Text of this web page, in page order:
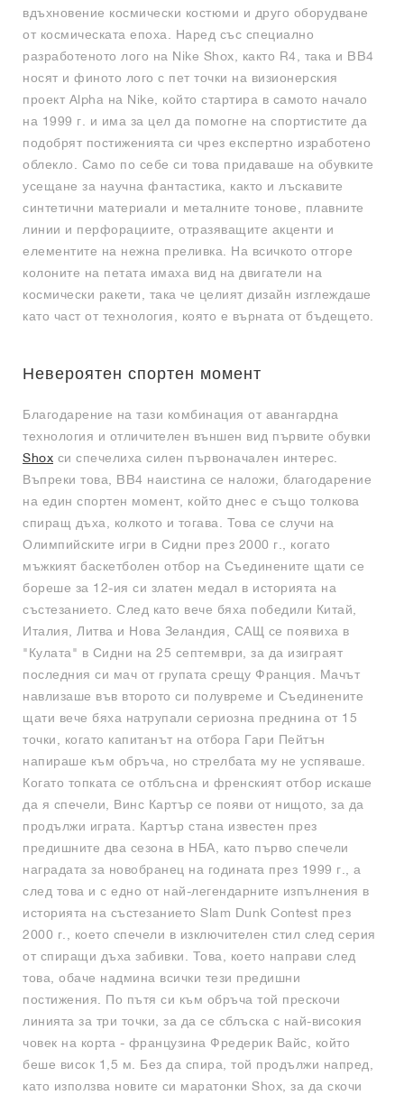
вдъхновение космически костюми и друго оборудване
от космическата епоха. Наред със специално
разработеното лого на Nike Shox, както R4, така и BB4
носят и финото лого с пет точки на визионерския
проект Alpha на Nike, който стартира в самото начало
на 1999 г. и има за цел да помогне на спортистите да
подобрят постиженията си чрез експертно изработено
облекло. Само по себе си това придаваше на обувките
усещане за научна фантастика, както и лъскавите
синтетични материали и металните тонове, плавните
линии и перфорациите, отразяващите акценти и
елементите на нежна преливка. На всичкото отгоре
колоните на петата имаха вид на двигатели на
космически ракети, така че целият дизайн изглеждаше
като част от технология, която е върната от бъдещето.
Невероятен спортен момент
Благодарение на тази комбинация от авангардна
технология и отличителен външен вид първите обувки
Shox си спечелиха силен първоначален интерес.
Въпреки това, BB4 наистина се наложи, благодарение
на един спортен момент, който днес е също толкова
спиращ дъха, колкото и тогава. Това се случи на
Олимпийските игри в Сидни през 2000 г., когато
мъжкият баскетболен отбор на Съединените щати се
бореше за 12-ия си златен медал в историята на
състезанието. След като вече бяха победили Китай,
Италия, Литва и Нова Зеландия, САЩ се появиха в
"Кулата" в Сидни на 25 септември, за да изиграят
последния си мач от групата срещу Франция. Мачът
навлизаше във второто си полувреме и Съединените
щати вече бяха натрупали сериозна преднина от 15
точки, когато капитанът на отбора Гари Пейтън
напираше към обръча, но стрелбата му не успяваше.
Когато топката се отблъсна и френският отбор искаше
да я спечели, Винс Картър се появи от нищото, за да
продължи играта. Картър стана известен през
предишните два сезона в НБА, като първо спечели
наградата за новобранец на годината през 1999 г., а
след това и с едно от най-легендарните изпълнения в
историята на състезанието Slam Dunk Contest през
2000 г., което спечели в изключителен стил след серия
от спиращи дъха забивки. Това, което направи след
това, обаче надмина всички тези предишни
постижения. По пътя си към обръча той прескочи
линията за три точки, за да се сблъска с най-високия
човек на корта - французина Фредерик Вайс, който
беше висок 1,5 м. Без да спира, той продължи напред,
като използва новите си маратонки Shox, за да скочи